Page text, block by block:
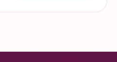
que los hackers